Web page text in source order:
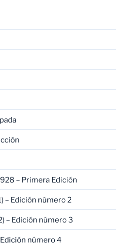
– Primera Edición
– Edición número 2
– Edición número 3
número 4